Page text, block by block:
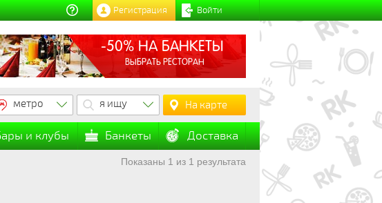
Войти
Регистрация
-50% НА БАНКЕТЫ
ВЫБРАТЬ РЕСТОРАН
метро я ищу На карте
и клубы Банкеты Доставка
Показаны 1 из 1 результата